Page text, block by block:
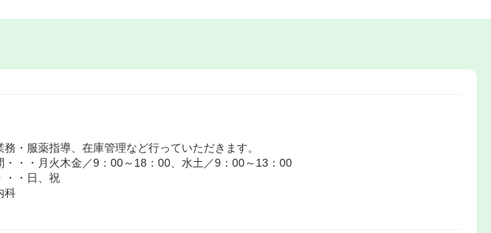
・服薬指導、在庫管理など行っていただきます。
・・・月火木金／9：00～18：00、水土／9：00～13：00
・・日、祝
科